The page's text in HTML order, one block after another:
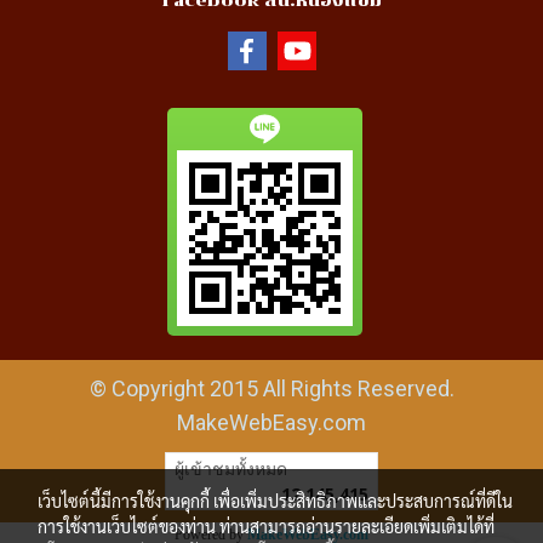
© Copyright 2015 All Rights Reserved.
MakeWebEasy.com
ผู้เข้าชมทั้งหมด
12,145,415
Powered byMakeWebEasy.com
เว็บไซต์นี้มีการใช้งานคุกกี้ เพื่อเพิ่มประสิทธิภาพและประสบการณ์ที่ดีใน
การใช้งานเว็บไซต์ของท่าน ท่านสามารถอ่านรายละเอียดเพิ่มเติมได้ที่